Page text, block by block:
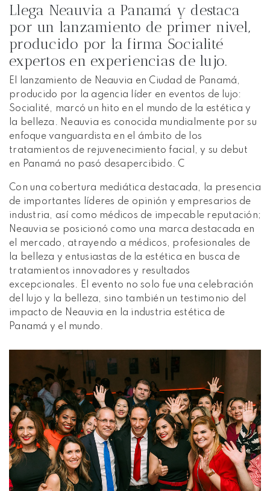
Llega Neauvia a Panamá y destaca
por un lanzamiento de primer nivel,
producido por la firma Socialité
expertos en experiencias de lujo.
El lanzamiento de Neauvia en Ciudad de Panamá,
producido por la agencia líder en eventos de lujo:
Socialité, marcó un hito en el mundo de la estética y
la belleza. Neauvia es conocida mundialmente por su
enfoque vanguardista en el ámbito de los
tratamientos de rejuvenecimiento facial, y su debut
en Panamá no pasó desapercibido. C
Con una cobertura mediática destacada, la presencia
de importantes líderes de opinión y empresarios de
industria, así como médicos de impecable reputación;
Neauvia se posicionó como una marca destacada en
el mercado, atrayendo a médicos, profesionales de
la belleza y entusiastas de la estética en busca de
tratamientos innovadores y resultados
excepcionales. El evento no solo fue una celebración
del lujo y la belleza, sino también un testimonio del
impacto de Neauvia en la industria estética de
Panamá y el mundo.